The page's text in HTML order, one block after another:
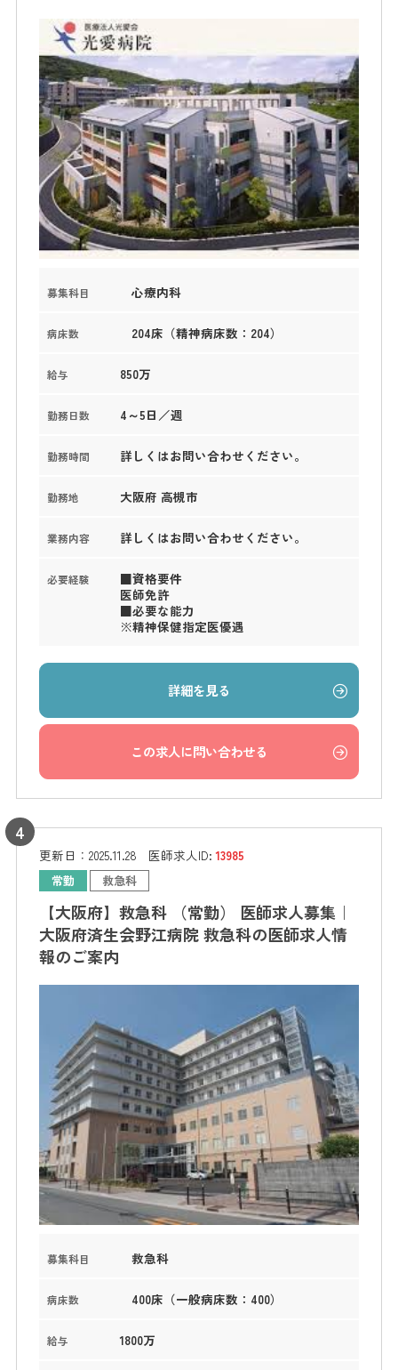
募集科目 心療内科
病床数 204床（精神病床数：204）
給与 850万
勤務日数 4～5日／週
勤務時間 詳しくはお問い合わせください。
勤務地 大阪府 高槻市
業務内容 詳しくはお問い合わせください。
必要経験
■資格要件
医師免許
■必要な能力
※精神保健指定医優遇
詳細を見る
この求人に問い合わせる
更新日： 2025.11.28 医師求人ID:13985
常勤 救急科
【大阪府】救急科 （常勤） 医師求人募集｜
大阪府済生会野江病院 救急科の医師求人情
報のご案内
募集科目 救急科
病床数 400床（一般病床数：400）
給与 1800万